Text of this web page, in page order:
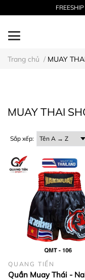
Trang chủ / MUAY
MUAY THAI
Sắp xếp:
QUANG TIẾN
Quần Muay Thái -